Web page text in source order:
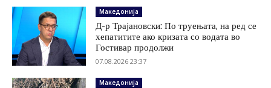
Македонија
Д-р Трајановски: По труењата, на ред се
хепатитите ако кризата со водата во
Гостивар продолжи
07.08.2026 23:37
Македонија